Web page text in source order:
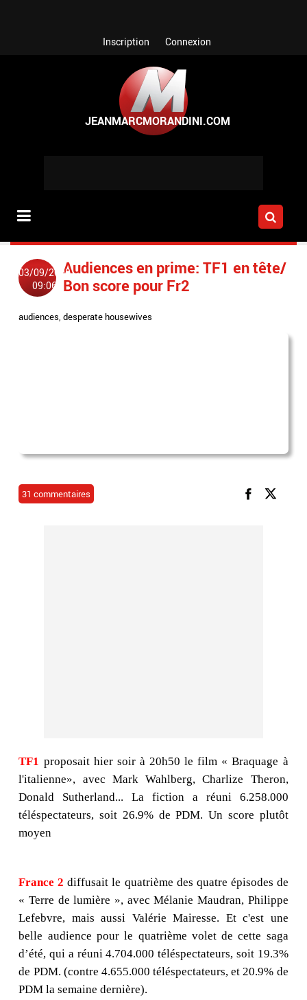
Inscription Connexion
03/09/2008
09:06
Audiences en prime: TF1 en tête/
Bon score pour Fr2
audiences,desperate housewives
31 commentaires
TF1 proposait hier soir à 20h50 le film « Braquage à
l'italienne», avec Mark Wahlberg, Charlize Theron,
Donald Sutherland... La fiction a réuni 6.258.000
téléspectateurs, soit 26.9% de PDM. Un score plutôt
moyen
France 2 diffusait le quatrième des quatre épisodes de
« Terre de lumière », avec Mélanie Maudran, Philippe
Lefebvre, mais aussi Valérie Mairesse. Et c'est une
belle audience pour le quatrième volet de cette saga
d’été, qui a réuni 4.704.000 téléspectateurs, soit 19.3%
de PDM. (contre 4.655.000 téléspectateurs, et 20.9% de
PDM la semaine dernière).